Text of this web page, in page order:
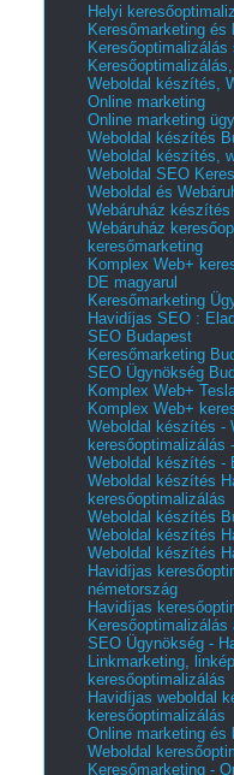
Helyi
Keresőmarketing és
Keresőoptimalizálás
Weboldal készítés,
Online marketing
Online marketing
Weboldal készítés
Weboldal készítés,
Weboldal SEO
Weboldal és
Webáruház készítés
Webáruház
keresőmarketing
Komplex Web+
DE magyarul
Keresőmarketing
Havidíjas SEO :
SEO Budapest
Keresőmarketing
SEO Ügynökség
Komplex Web+
Komplex Web+
Weboldal készítés -
keresőoptimalizálás
Weboldal készítés -
Weboldal készítés
keresőoptimalizálás
Weboldal készítés
Weboldal készítés
Weboldal készítés
Havidíjas
németország
Havidíjas
Keresőoptimalizálás
SEO Ügynökség -
Linkmarketing,
keresőoptimalizálás
Havidíjas weboldal
keresőoptimalizálás
Online marketing és
Weboldal
Keresőmarketing -